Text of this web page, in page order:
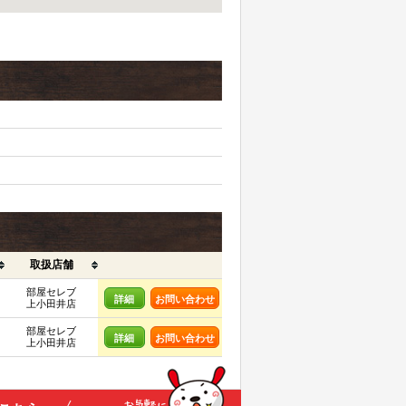
取扱店舗
部屋セレブ
上小田井店
詳細 お問い合わせ
部屋セレブ
上小田井店
詳細 お問い合わせ